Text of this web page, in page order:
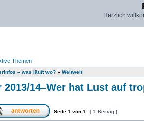
Herzlich
Themen
– was läuft wo? » Weltweit
2013/14–Wer hat Lust auf
Seite 1 von 1 [ 1 Beitrag ]